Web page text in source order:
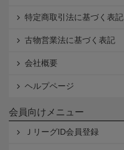
特定商取引法に基づく表記
古物営業法に基づく表記
会社概要
ヘルプページ
会員向けメニュー
ＪリーグID会員登録